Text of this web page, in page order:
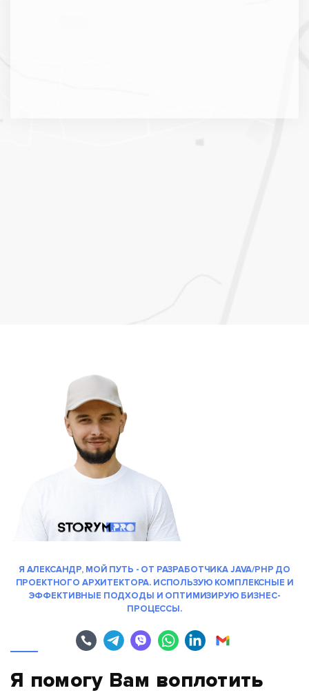
Я помогу Вам воплотить
Я АЛЕКСАНДР, МОЙ ПУТЬ - ОТ РАЗРАБОТЧИКА JAVA/PHP ДО
ПРОЕКТНОГО АРХИТЕКТОРА. ИСПОЛЬЗУЮ КОМПЛЕКСНЫЕ И
ЭФФЕКТИВНЫЕ ПОДХОДЫ И ОПТИМИЗИРУЮ БИЗНЕС-
ПРОЦЕССЫ.